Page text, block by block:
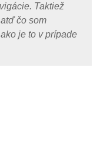
Taktiež
čo som
je to v prípade